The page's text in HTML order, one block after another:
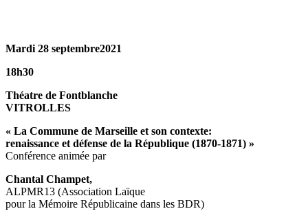
Mardi 28 septembre2021
18h30
Théatre de Fontblanche
VITROLLES
« La Commune de Marseille et son contexte:
renaissance et défense de la République (1870-1871) »
Conférence animée par
Chantal Champet,
ALPMR13 (Association Laïque
pour la Mémoire Républicaine dans les BDR)